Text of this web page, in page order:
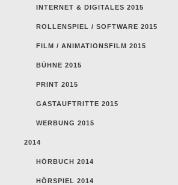
INTERNET & DIGITALES 2015
ROLLENSPIEL / SOFTWARE 2015
FILM / ANIMATIONSFILM 2015
BÜHNE 2015
PRINT 2015
GASTAUFTRITTE 2015
WERBUNG 2015
2014
HÖRBUCH 2014
HÖRSPIEL 2014